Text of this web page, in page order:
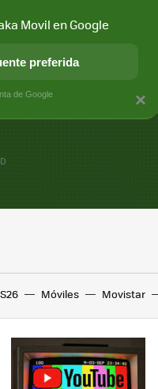
APLICACIONES
Móviles Movistar
×
Movil en Google
preferida
de Google